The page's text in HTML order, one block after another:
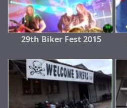
29th Biker Fest 2015